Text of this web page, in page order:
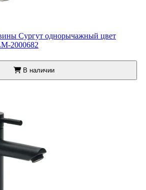
Сургут однорычажный цвет
2000682
В наличии